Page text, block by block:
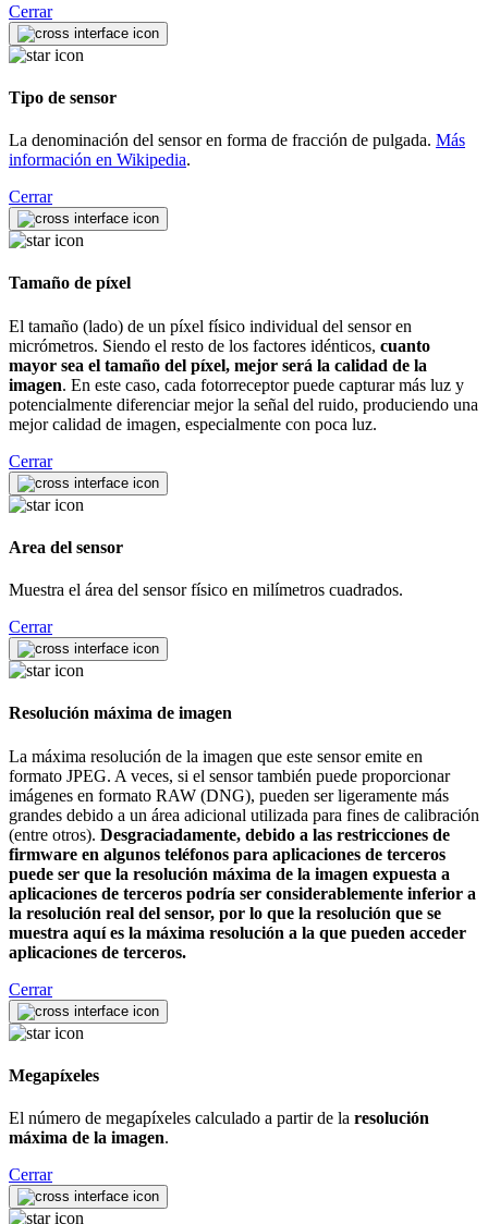
Cerrar
Tipo de sensor
La denominación del sensor en forma de fracción de pulgada. Más
información en Wikipedia.
Cerrar
Tamaño de píxel
El tamaño (lado) de un píxel físico individual del sensor en
micrómetros. Siendo el resto de los factores idénticos, cuanto
mayor sea el tamaño del píxel, mejor será la calidad de la
imagen. En este caso, cada fotorreceptor puede capturar más luz y
potencialmente diferenciar mejor la señal del ruido, produciendo una
mejor calidad de imagen, especialmente con poca luz.
Cerrar
Area del sensor
Muestra el área del sensor físico en milímetros cuadrados.
Cerrar
Resolución máxima de imagen
La máxima resolución de la imagen que este sensor emite en
formato JPEG. A veces, si el sensor también puede proporcionar
imágenes en formato RAW (DNG), pueden ser ligeramente más
grandes debido a un área adicional utilizada para fines de calibración
(entre otros). Desgraciadamente, debido a las restricciones de
firmware en algunos teléfonos para aplicaciones de terceros
puede ser que la resolución máxima de la imagen expuesta a
aplicaciones de terceros podría ser considerablemente inferior a
la resolución real del sensor, por lo que la resolución que se
muestra aquí es la máxima resolución a la que pueden acceder
aplicaciones de terceros.
Cerrar
Megapíxeles
El número de megapíxeles calculado a partir de la resolución
máxima de la imagen.
Cerrar